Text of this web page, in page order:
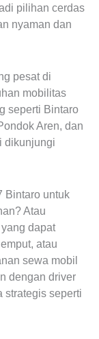
pilihan cerdas
nyaman dan
pesat di
mobilitas
seperti Bintaro
Aren, dan
dikunjungi
Bintaro untuk
Atau
dapat
atau
sewa mobil
dengan driver
strategis seperti